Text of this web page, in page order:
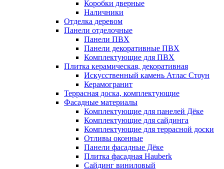
Коробки дверные
Наличники
Отделка деревом
Панели отделочные
Панели ПВХ
Панели декоративные ПВХ
Комплектующие для ПВХ
Плитка керамическая, декоративная
Искусственный камень Атлас Стоун
Керамогранит
Террасная доска, комплектующие
Фасадные материалы
Комплектующие для панелей Дёке
Комплектующие для сайдинга
Комплектующие для террасной доски
Отливы оконные
Панели фасадные Дёке
Плитка фасадная Hauberk
Сайдинг виниловый